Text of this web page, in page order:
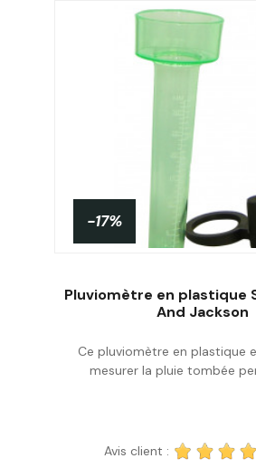
Acheter
-17%
Pluviomètre en plastique
And Jackson
Ce pluviomètre en plastique
mesurer la pluie tombée
Avis client :